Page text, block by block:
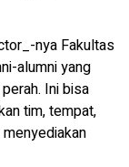
nya Fakultas
alumni yang
Ini bisa
tim, tempat,